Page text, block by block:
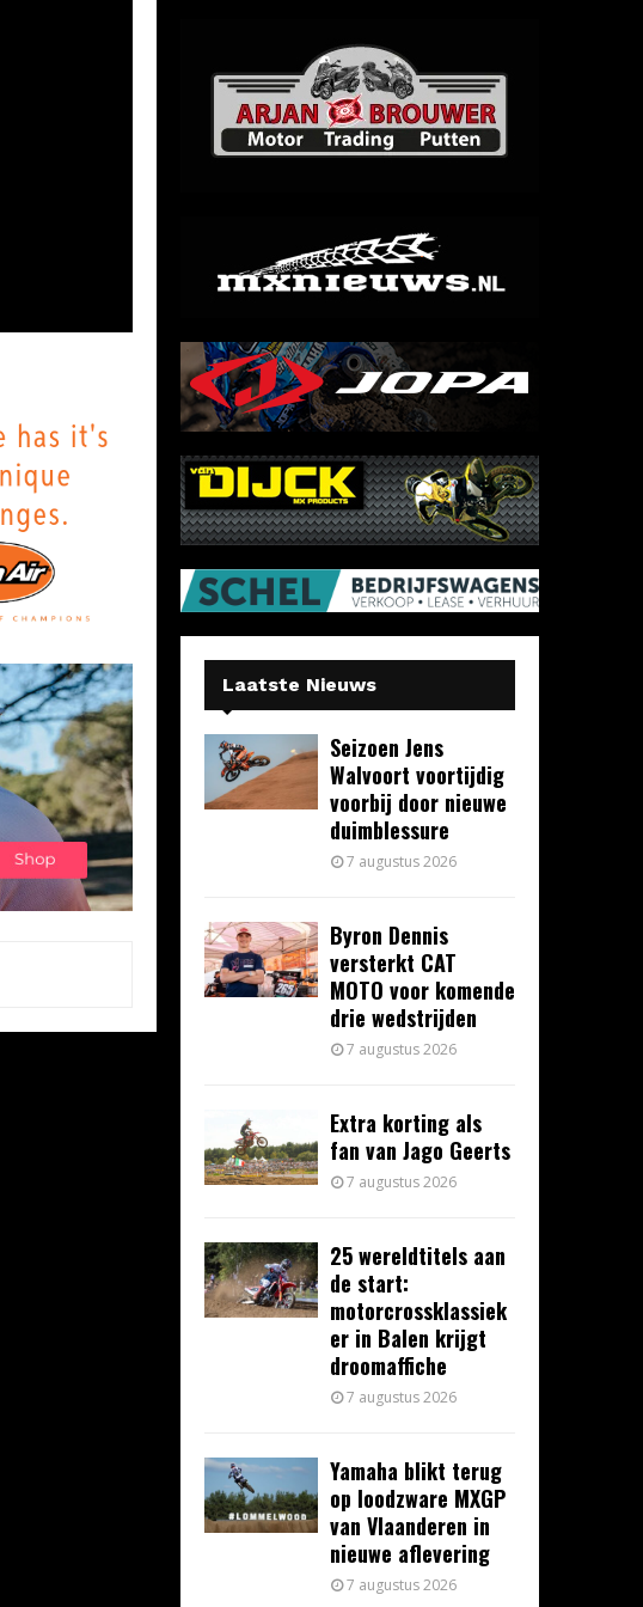
Laatste Nieuws
Seizoen Jens
Walvoort voortijdig
voorbij door nieuwe
duimblessure
7 augustus 2026
Byron Dennis
versterkt CAT
MOTO voor komende
drie wedstrijden
7 augustus 2026
Extra korting als
fan van Jago Geerts
7 augustus 2026
25 wereldtitels aan
de start:
motorcrossklassiek
er in Balen krijgt
droomaffiche
7 augustus 2026
Yamaha blikt terug
op loodzware MXGP
van Vlaanderen in
nieuwe aflevering
7 augustus 2026